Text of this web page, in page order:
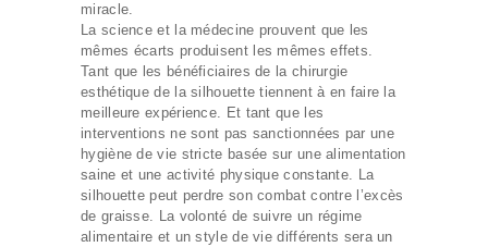
miracle.
La science et la médecine prouvent que les
mêmes écarts produisent les mêmes effets.
Tant que les bénéficiaires de la chirurgie
esthétique de la silhouette tiennent à en faire la
meilleure expérience. Et tant que les
interventions ne sont pas sanctionnées par une
hygiène de vie stricte basée sur une alimentation
saine et une activité physique constante. La
silhouette peut perdre son combat contre l’excès
de graisse. La volonté de suivre un régime
alimentaire et un style de vie différents sera un